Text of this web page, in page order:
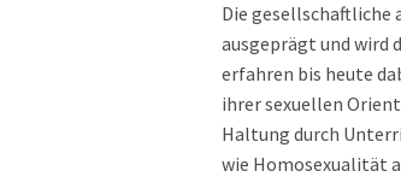
Die
ausgeprägt und wird
erfahren bis heute
ihrer sexuellen
Haltung durch
wie Homosexualität